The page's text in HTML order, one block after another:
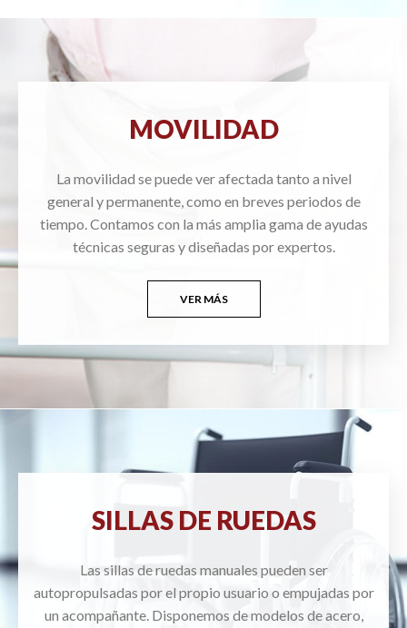
MOVILIDAD
La movilidad se puede ver afectada tanto a nivel
general y permanente, como en breves periodos de
tiempo. Contamos con la más amplia gama de ayudas
técnicas seguras y diseñadas por expertos.
VER MÁS
SILLAS DE RUEDAS
Las sillas de ruedas manuales pueden ser
autopropulsadas por el propio usuario o empujadas por
un acompañante. Disponemos de modelos de acero,